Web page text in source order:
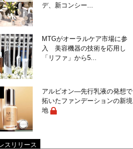
デ、新コンシー...
MTGがオーラルケア市場に参
入 美容機器の技術を応用し
「リファ」から5...
アルビオン―先行乳液の発想で
拓いたファンデーションの新境
地
スリリース